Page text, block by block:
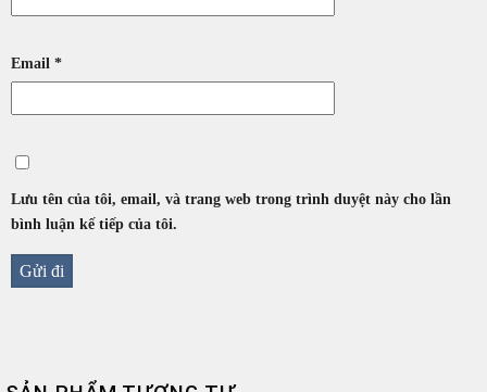
Email *
Lưu tên của tôi, email, và trang web trong trình duyệt này cho lần
bình luận kế tiếp của tôi.